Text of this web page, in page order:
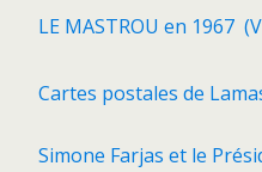
LE MASTROU en 1967
Cartes postales de
Simone Farjas et le